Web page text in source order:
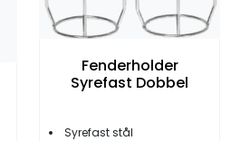
Fenderholder
Syrefast Dobbel
Syrefast stål